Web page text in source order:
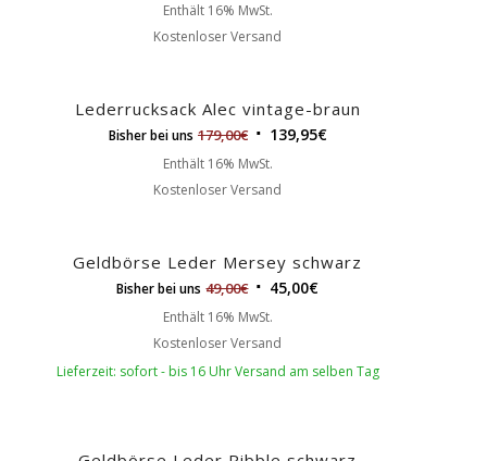
Enthält 16% MwSt.
Kostenloser Versand
Lederrucksack Alec vintage-braun
Bisher bei uns 179,00€ 139,95€
Enthält 16% MwSt.
Kostenloser Versand
Geldbörse Leder Mersey schwarz
Bisher bei uns 49,00€ 45,00€
Enthält 16% MwSt.
Kostenloser Versand
Lieferzeit: sofort - bis 16 Uhr Versand am selben Tag